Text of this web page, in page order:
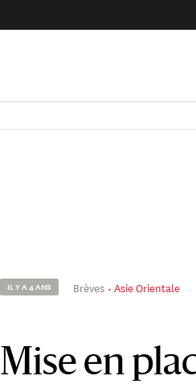
IL Y A 4 ANS Brèves Asie Orientale
Mise en